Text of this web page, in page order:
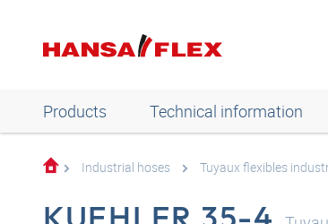
Products Technical information
Industrial hoses Tuyaux flexibles